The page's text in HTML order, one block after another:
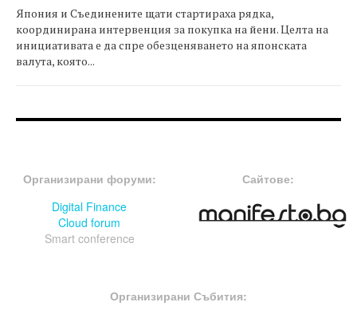
Япония и Съединените щати стартираха рядка,
координирана интервенция за покупка на йени. Целта на
инициативата е да спре обезценяването на японската
валута, която...
Организирани форуми:
Digital Finance
Cloud forum
Smart conference
Сайтове:
Организирани Събития: